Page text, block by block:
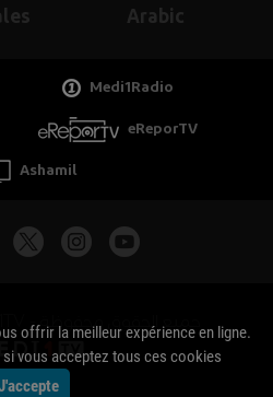
Arabic
Medi1Radio
eReporTV
Ashamil
جميع الحقوق محفوظة - Copyright Medi1TV ©
offrir la meilleur expérience en ligne.
vous acceptez tous ces cookies.